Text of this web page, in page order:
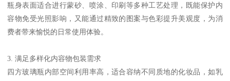
瓶身表面适合进行蒙砂、喷涂、印刷等多种工艺处理，既能保护内
容物免受光照影响，又能通过精致的图案与色彩提升美观度，为消
费者带来愉悦的日常使用体验。
3. 满足多样化内容物包装需求
四方玻璃瓶内部空间利用率高，适合容纳不同质地的化妆品，如乳